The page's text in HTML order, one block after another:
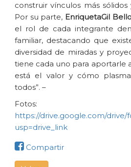
construir vínculos más
Por su parte, EnriquetaGil
el rol de cada integrante
familiar, destacando que
diversidad de miradas y
tiene cada uno para aportarle
está el valor y cómo
todos”. –
Fotos:
https://drive.google.com/drive/
usp=drive_link
Compartir